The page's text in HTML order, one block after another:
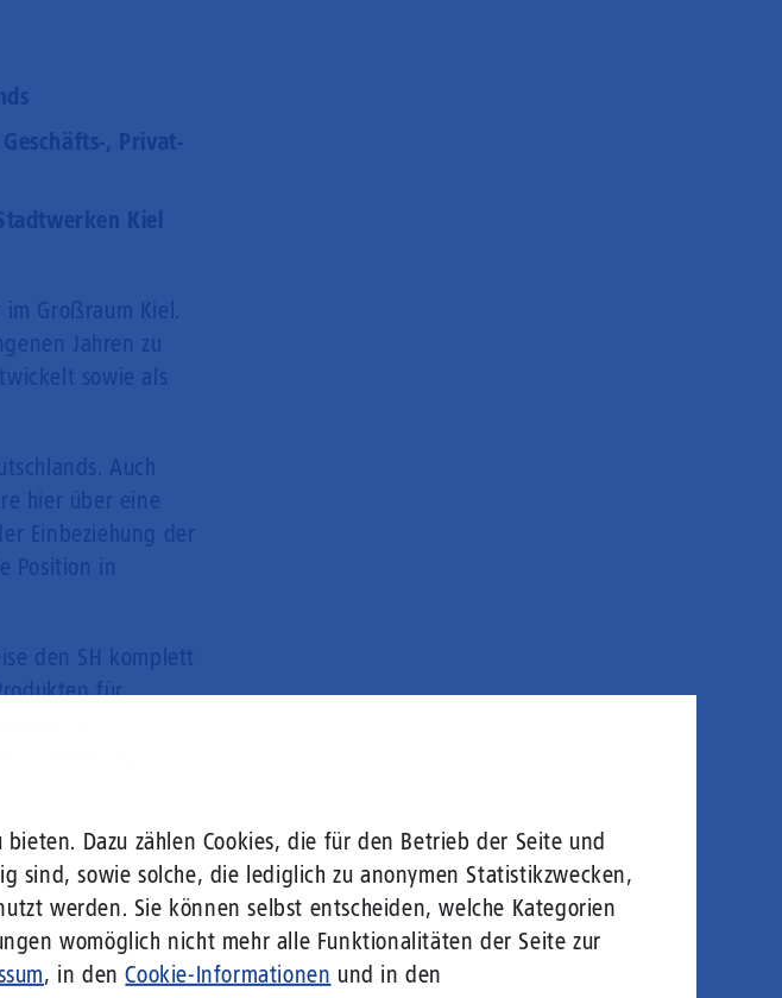
Dazu zählen Cookies, die für den Betrieb der Seite und
sind, sowie solche, die lediglich zu anonymen Statistikzwecken,
werden. Sie können selbst entscheiden, welche Kategorien
womöglich nicht mehr alle Funktionalitäten der Seite zur
, in denCookie-Informationen und in den
, Privat-
Kiel
Großraum Kiel.
Jahren zu
sowie als
Auch
hier über eine
Einbeziehung der
Position in
den SH komplett
für
zukünftig
Stadtwerke Kiel im
Privatkunden in
Bandbreiten zu